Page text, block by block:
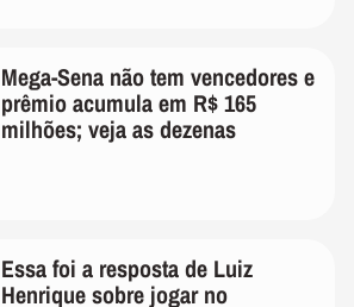
Mega-Sena não tem vencedores e
prêmio acumula em R$ 165
milhões; veja as dezenas
Essa foi a resposta de Luiz
Henrique sobre jogar no